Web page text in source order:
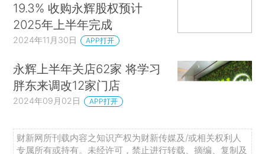
19.3% 收购永辉股权预计
2025年上半年完成
2024年11月30日 APP打开
永辉上半年关店62家 将学习
胖东来调改12家门店
2024年09月02日 APP打开
财新网所刊载内容之知识产权为财新传媒及/或相关权利人
专属所有或持有。未经许可，禁止进行转载、摘编、复制及